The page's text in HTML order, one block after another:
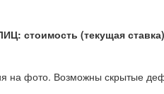
(текущая ставка)
на фото. Возможны скрытые